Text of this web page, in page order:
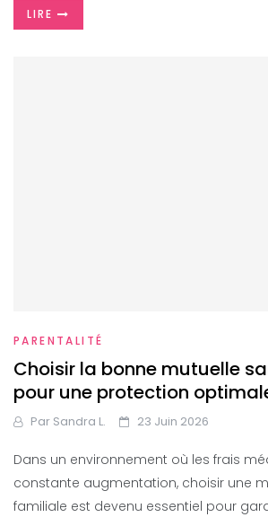
LIRE
PARENTALITÉ
Choisir la bonne mutuelle
pour une protection
Par Sandra L. 23 Juin 2026
Dans un environnement où les frais
constante augmentation, choisir une
familiale est devenu essentiel pour